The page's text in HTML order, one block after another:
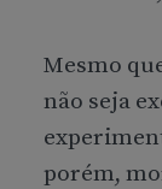
Mesmo
não seja
porém,